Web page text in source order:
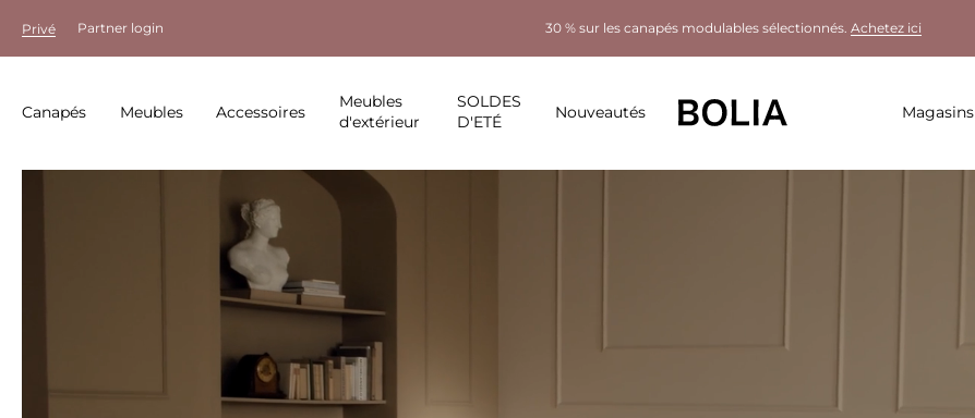
Privé Partner login 30 % sur les canapés modulables sélectionnés. Achetez ici
Canapés Meubles Accessoires
Meubles
d'extérieur
SOLDES
D'ETÉ
Nouveautés Magasins